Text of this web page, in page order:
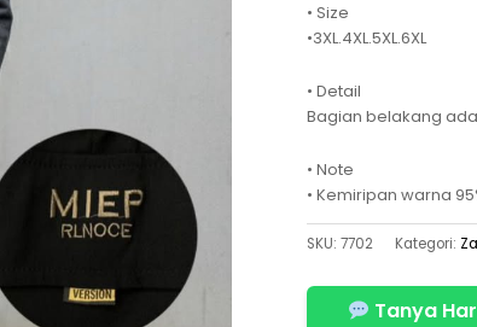
• Size
•3XL.4XL.5XL.6XL
• Detail
Bagian belakang
• Note
• Kemiripan warna
SKU:7702 Kategori:
Tanya